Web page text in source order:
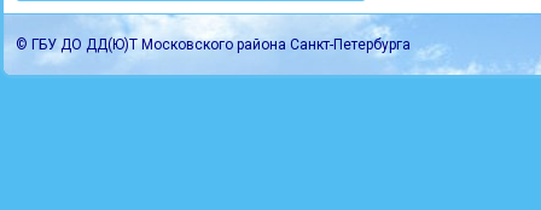
© ГБУ ДО ДД(Ю)Т Московского района Санкт-Петербурга